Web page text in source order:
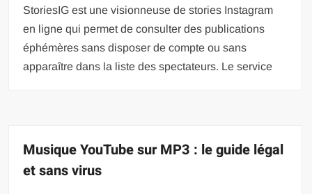
StoriesIG est une visionneuse de stories Instagram
en ligne qui permet de consulter des publications
éphémères sans disposer de compte ou sans
apparaître dans la liste des spectateurs. Le service
Musique YouTube sur MP3 : le guide légal
et sans virus